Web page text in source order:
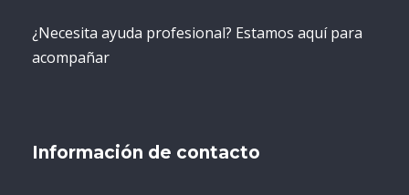
¿Necesita ayuda profesional? Estamos aquí para
acompañar
Información de contacto